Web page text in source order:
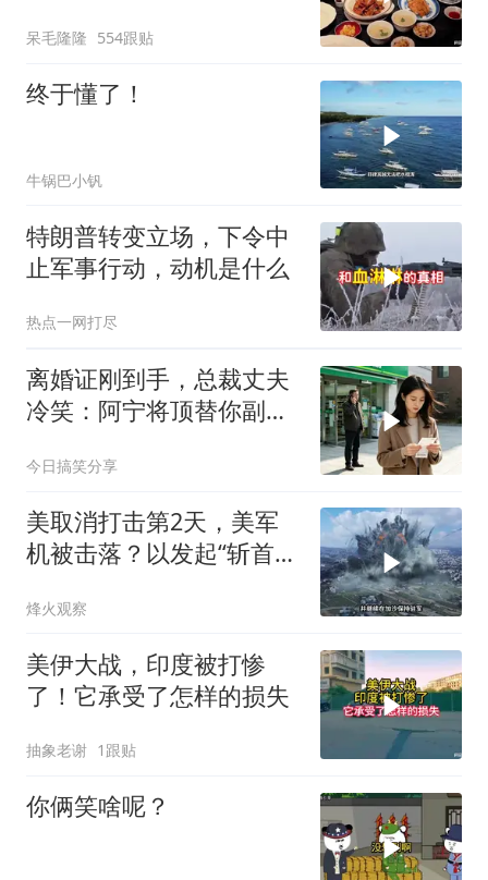
呆毛隆隆 554跟贴
终于懂了！
牛锅巴小钒
特朗普转变立场，下令中
止军事行动，动机是什么
热点一网打尽
离婚证刚到手，总裁丈夫
冷笑：阿宁将顶替你副总
今日搞笑分享
美取消打击第2天，美军
机被击落？以发起“斩首行
烽火观察
美伊大战，印度被打惨
了！它承受了怎样的损失
抽象老谢 1跟贴
你俩笑啥呢？